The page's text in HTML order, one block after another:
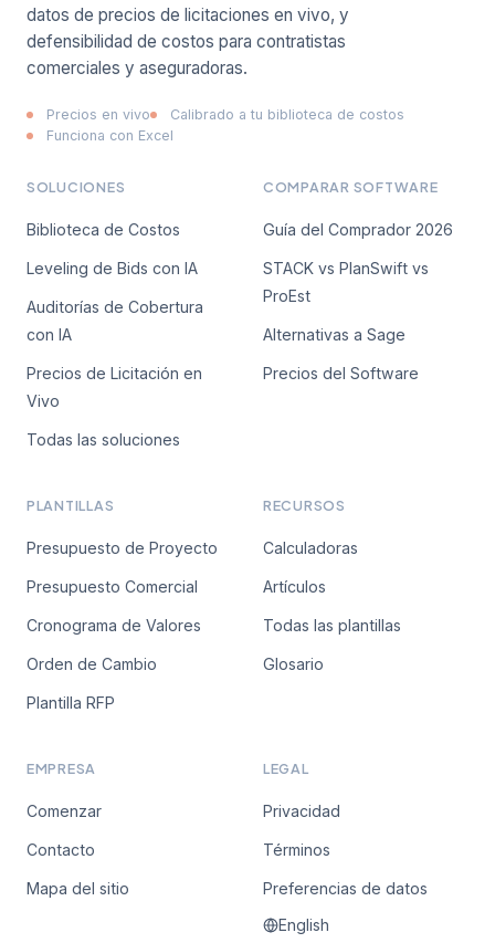
datos de precios de licitaciones en vivo, y
defensibilidad de costos para contratistas
comerciales y aseguradoras.
Precios en vivo
Calibrado a tu biblioteca de costos
Funciona con Excel
SOLUCIONES
Biblioteca de Costos
Leveling de Bids con IA
Auditorías de Cobertura
con IA
Precios de Licitación en
Vivo
Todas las soluciones
COMPARAR SOFTWARE
Guía del Comprador 2026
STACK vs PlanSwift vs
ProEst
Alternativas a Sage
Precios del Software
PLANTILLAS
Presupuesto de Proyecto
Presupuesto Comercial
Cronograma de Valores
Orden de Cambio
Plantilla RFP
RECURSOS
Calculadoras
Artículos
Todas las plantillas
Glosario
EMPRESA
Comenzar
Contacto
Mapa del sitio
LEGAL
Privacidad
Términos
Preferencias de datos
English